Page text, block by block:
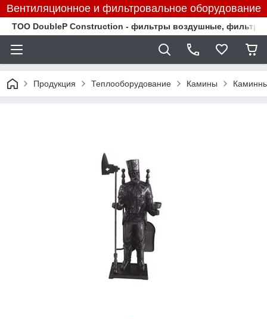
Вентиляционное и фильтровальное оборудование
TOO DoubleP Construction - фильтры воздушные,
Продукция Теплооборудование Камины